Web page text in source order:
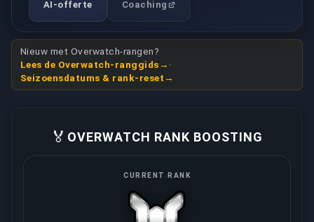
AI-offerte Coaching
Nieuw met Overwatch-rangen?
Lees de Overwatch-ranggids
·
Seizoensdatums & rank-reset
🏅 OVERWATCH RANK BOOSTING
CURRENT RANK